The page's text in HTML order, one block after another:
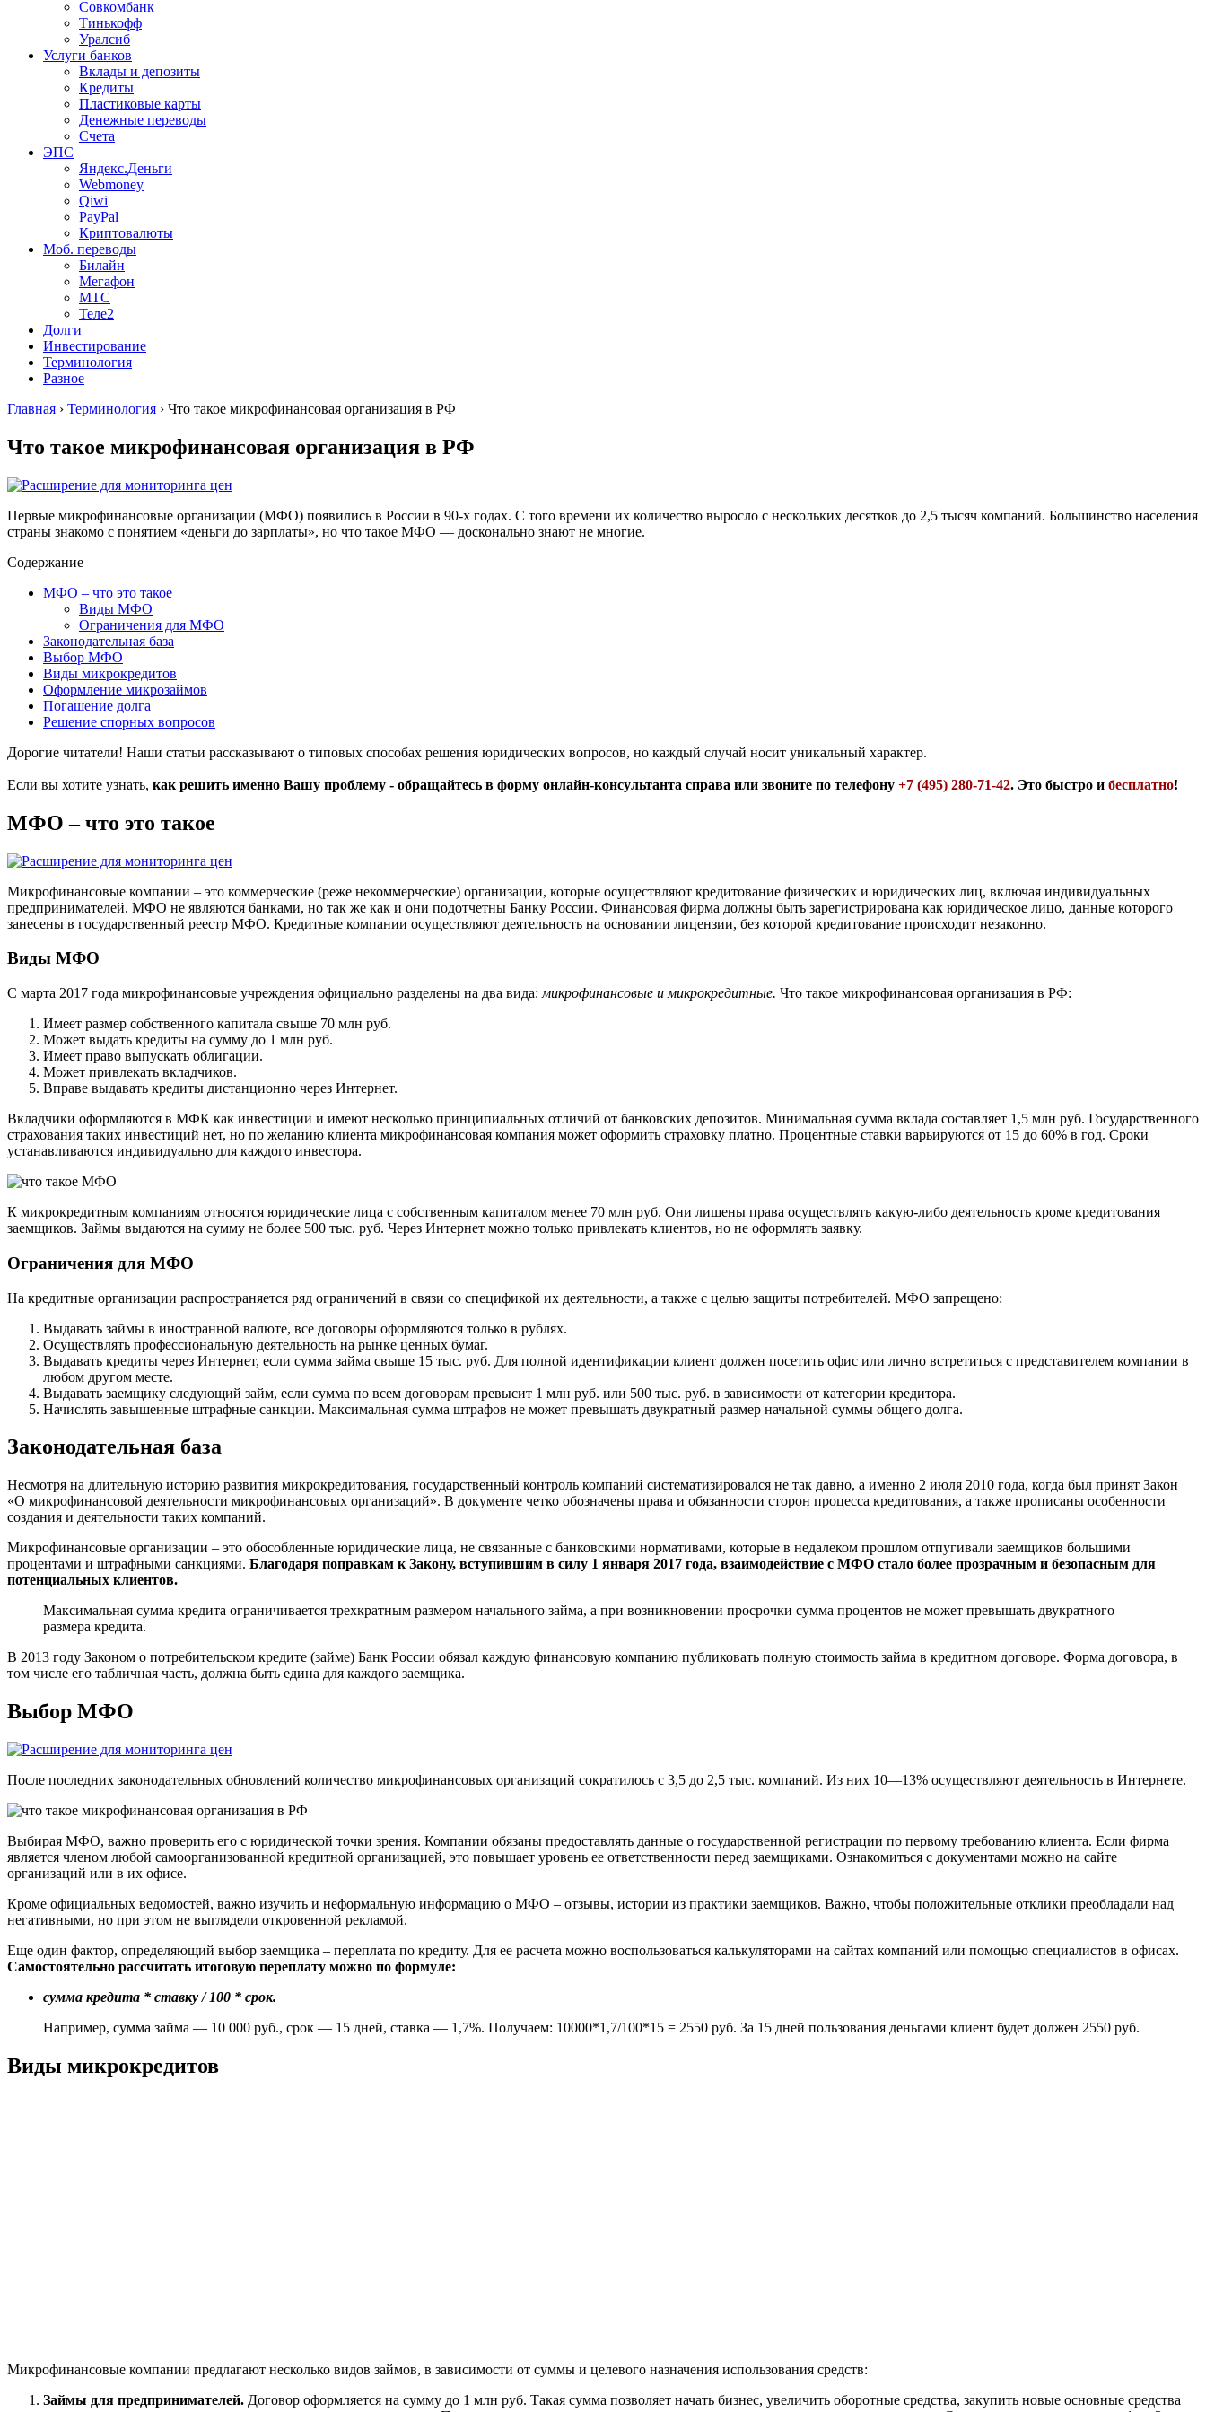
Совкомбанк
Тинькофф
Уралсиб
Услуги банков
Вклады и депозиты
Кредиты
Пластиковые карты
Денежные переводы
Счета
ЭПС
Яндекс.Деньги
Webmoney
Qiwi
PayPal
Криптовалюты
Моб. переводы
Билайн
Мегафон
МТС
Теле2
Долги
Инвестирование
Терминология
Разное
Главная › Терминология › Что такое микрофинансовая организация в РФ
Что такое микрофинансовая организация в РФ
Первые микрофинансовые организации (МФО) появились в России в 90-х годах. С того времени их количество выросло с нескольких десятков до 2,5 тысяч компаний. Большинство населения
страны знакомо с понятием «деньги до зарплаты», но что такое МФО — досконально знают не многие.
Содержание
МФО – что это такое
Виды МФО
Ограничения для МФО
Законодательная база
Выбор МФО
Виды микрокредитов
Оформление микрозаймов
Погашение долга
Решение спорных вопросов
Дорогие читатели! Наши статьи рассказывают о типовых способах решения юридических вопросов, но каждый случай носит уникальный характер.
Если вы хотите узнать, как решить именно Вашу проблему - обращайтесь в форму онлайн-консультанта справа или звоните по телефону +7 (495) 280-71-42. Это быстро и бесплатно!
МФО – что это такое
Микрофинансовые компании – это коммерческие (реже некоммерческие) организации, которые осуществляют кредитование физических и юридических лиц, включая индивидуальных
предпринимателей. МФО не являются банками, но так же как и они подотчетны Банку России. Финансовая фирма должны быть зарегистрирована как юридическое лицо, данные которого
занесены в государственный реестр МФО. Кредитные компании осуществляют деятельность на основании лицензии, без которой кредитование происходит незаконно.
Виды МФО
С марта 2017 года микрофинансовые учреждения официально разделены на два вида: микрофинансовые и микрокредитные. Что такое микрофинансовая организация в РФ:
Имеет размер собственного капитала свыше 70 млн руб.
Может выдать кредиты на сумму до 1 млн руб.
Имеет право выпускать облигации.
Может привлекать вкладчиков.
Вправе выдавать кредиты дистанционно через Интернет.
Вкладчики оформляются в МФК как инвестиции и имеют несколько принципиальных отличий от банковских депозитов. Минимальная сумма вклада составляет 1,5 млн руб. Государственного
страхования таких инвестиций нет, но по желанию клиента микрофинансовая компания может оформить страховку платно. Процентные ставки варьируются от 15 до 60% в год. Сроки
устанавливаются индивидуально для каждого инвестора.
К микрокредитным компаниям относятся юридические лица с собственным капиталом менее 70 млн руб. Они лишены права осуществлять какую-либо деятельность кроме кредитования
заемщиков. Займы выдаются на сумму не более 500 тыс. руб. Через Интернет можно только привлекать клиентов, но не оформлять заявку.
Ограничения для МФО
На кредитные организации распространяется ряд ограничений в связи со спецификой их деятельности, а также с целью защиты потребителей. МФО запрещено:
Выдавать займы в иностранной валюте, все договоры оформляются только в рублях.
Осуществлять профессиональную деятельность на рынке ценных бумаг.
Выдавать кредиты через Интернет, если сумма займа свыше 15 тыс. руб. Для полной идентификации клиент должен посетить офис или лично встретиться с представителем компании в
любом другом месте.
Выдавать заемщику следующий займ, если сумма по всем договорам превысит 1 млн руб. или 500 тыс. руб. в зависимости от категории кредитора.
Начислять завышенные штрафные санкции. Максимальная сумма штрафов не может превышать двукратный размер начальной суммы общего долга.
Законодательная база
Несмотря на длительную историю развития микрокредитования, государственный контроль компаний систематизировался не так давно, а именно 2 июля 2010 года, когда был принят Закон
«О микрофинансовой деятельности микрофинансовых организаций». В документе четко обозначены права и обязанности сторон процесса кредитования, а также прописаны особенности
создания и деятельности таких компаний.
Микрофинансовые организации – это обособленные юридические лица, не связанные с банковскими нормативами, которые в недалеком прошлом отпугивали заемщиков большими
процентами и штрафными санкциями. Благодаря поправкам к Закону, вступившим в силу 1 января 2017 года, взаимодействие с МФО стало более прозрачным и безопасным для
потенциальных клиентов.
Максимальная сумма кредита ограничивается трехкратным размером начального займа, а при возникновении просрочки сумма процентов не может превышать двукратного
размера кредита.
В 2013 году Законом о потребительском кредите (займе) Банк России обязал каждую финансовую компанию публиковать полную стоимость займа в кредитном договоре. Форма договора, в
том числе его табличная часть, должна быть едина для каждого заемщика.
Выбор МФО
После последних законодательных обновлений количество микрофинансовых организаций сократилось с 3,5 до 2,5 тыс. компаний. Из них 10—13% осуществляют деятельность в Интернете.
Выбирая МФО, важно проверить его с юридической точки зрения. Компании обязаны предоставлять данные о государственной регистрации по первому требованию клиента. Если фирма
является членом любой самоорганизованной кредитной организацией, это повышает уровень ее ответственности перед заемщиками. Ознакомиться с документами можно на сайте
организаций или в их офисе.
Кроме официальных ведомостей, важно изучить и неформальную информацию о МФО – отзывы, истории из практики заемщиков. Важно, чтобы положительные отклики преобладали над
негативными, но при этом не выглядели откровенной рекламой.
Еще один фактор, определяющий выбор заемщика – переплата по кредиту. Для ее расчета можно воспользоваться калькуляторами на сайтах компаний или помощью специалистов в офисах.
Самостоятельно рассчитать итоговую переплату можно по формуле:
сумма кредита * ставку / 100 * срок.
Например, сумма займа — 10 000 руб., срок — 15 дней, ставка — 1,7%. Получаем: 10000*1,7/100*15 = 2550 руб. За 15 дней пользования деньгами клиент будет должен 2550 руб.
Виды микрокредитов
Микрофинансовые компании предлагают несколько видов займов, в зависимости от суммы и целевого назначения использования средств:
Займы для предпринимателей. Договор оформляется на сумму до 1 млн руб. Такая сумма позволяет начать бизнес, увеличить оборотные средства, закупить новые основные средства